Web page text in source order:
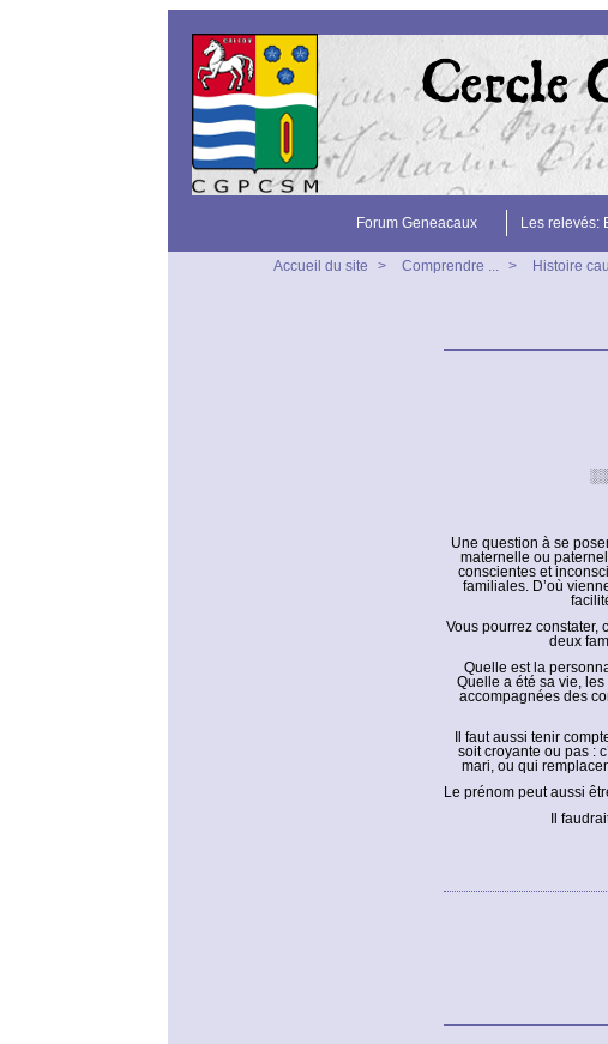
Forum Geneacaux Les relevés:
Accueil du site > Comprendre ... > Histoire
Une question à se
maternelle ou
conscientes et
familiales. D’où
Vous pourrez constater,
deux
Quelle est la
Quelle a été sa vie,
accompagnées des
Il faut aussi tenir
soit croyante ou pas :
mari, ou qui
Le prénom peut aussi
Il